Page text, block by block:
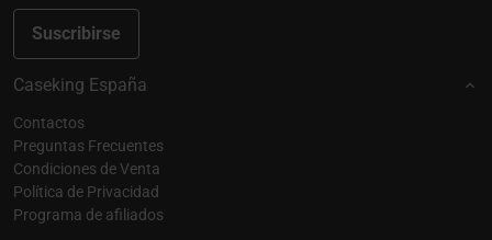
Suscribirse
Caseking España
Contactos
Preguntas Frecuentes
Condiciones de Venta
Política de Privacidad
Programa de afiliados